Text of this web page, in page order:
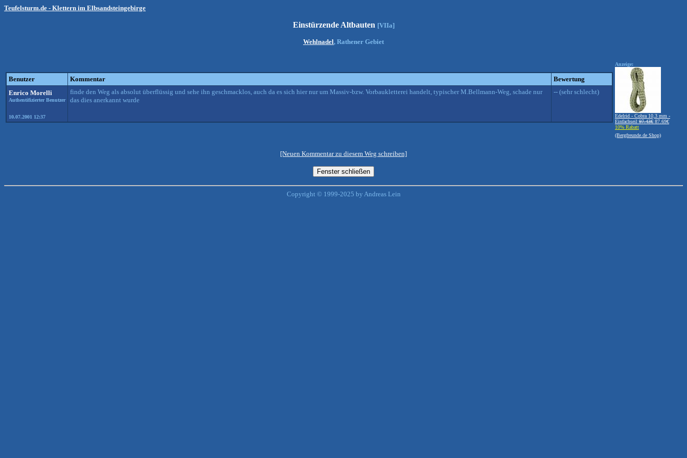
Teufelsturm.de - Klettern im Elbsandsteingebirge
Einstürzende Altbauten [VIIa]
Wehlnadel, Rathener Gebiet
Benutzer Kommentar
Bewertung
Enrico Morelli
Authentifizierter Benutzer
10.07.2001 12:37
finde den Weg als absolut überflüssig und sehe ihn geschmacklos, auch da es sich hier nur um Massiv-bzw. Vorbaukletterei handelt, typischer M.Bellmann-Weg, schade nur
das dies anerkannt wurde
-- (sehr schlecht)
Anzeige:
Edelrid - Cobra 10,3 mm -
Einfachseil 97.43€ 87.69€
10% Rabatt
(Bergfreunde.de Shop)
[Neuen Kommentar zu diesem Weg schreiben]
Copyright © 1999-2025 by Andreas Lein